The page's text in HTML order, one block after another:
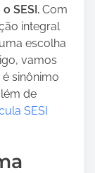
SESI. Com
integral
escolha
vamos
sinônimo
de
SESI